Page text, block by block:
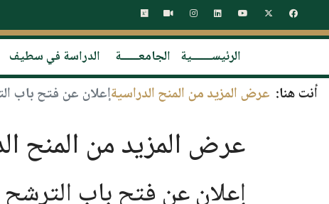
الرئيســـــــية الجامعــــــة الدراسة في سطيف
أنت هنا: عرض المزيد من المنح الدراسيةإعلان عن فتح باب
عرض المزيد من المنح
إعلان عن فتح باب الترشح